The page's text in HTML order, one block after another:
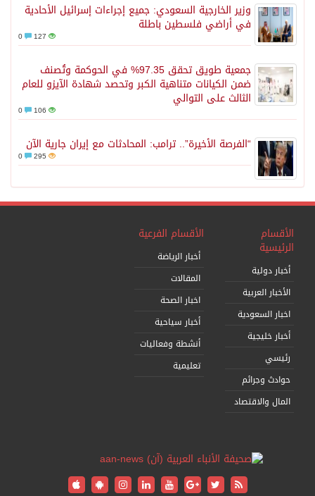
وزير الخارجية السعودي: جميع إجراءات إسرائيل الأحادية
في أراضي فلسطين باطلة
127
جمعية طويق تحقق 97.35% في الحوكمة وتُصنف
ضمن الكيانات متناهية الكبر وتحصد شهادة الآيزو للعام
الثالث على التوالي
106
“الفرصة الأخيرة”.. ترامب: المحادثات مع إيران جارية الآن
295
الأقسام
الرئيسية
أخبار دولية
الأخبار العربية
اخبار السعودية
أخبار خليجية
رئيسي
حوادث وجرائم
المال والاقتصاد
الأقسام الفرعية
أخبار الرياضة
المقالات
اخبار الصحة
أخبار سياحية
أنشطة وفعاليات
تعليمية